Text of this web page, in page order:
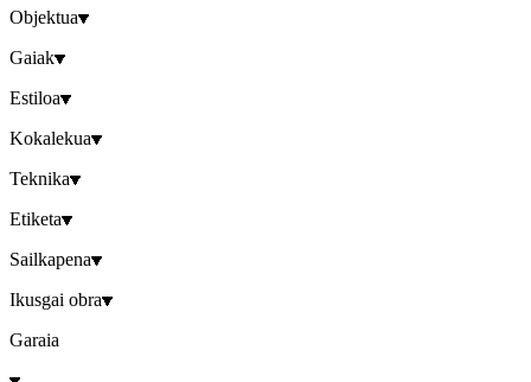
Objektua
Gaiak
Estiloa
Kokalekua
Teknika
Etiketa
Sailkapena
Ikusgai obra
Garaia